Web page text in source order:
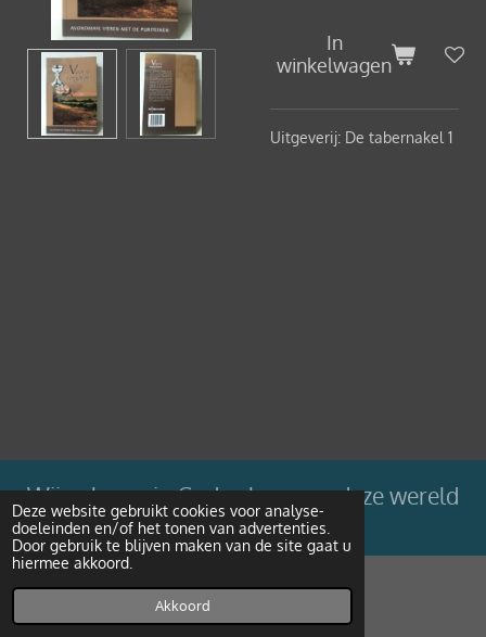
Deze website gebruikt cookies voor analyse-
doeleinden en/of het tonen van advertenties.
Door gebruik te blijven maken van de site gaat u
hiermee akkoord.
Akkoord
In
winkelwagen
Uitgeverij: De tabernakel 1
Wij geloven in Gods plan voor deze wereld
Powered byJouwWeb